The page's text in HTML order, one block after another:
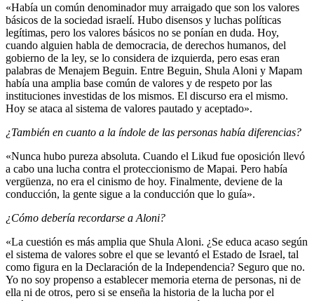
«Había un común denominador muy arraigado que son los valores
básicos de la sociedad israelí. Hubo disensos y luchas políticas
legítimas, pero los valores básicos no se ponían en duda. Hoy,
cuando alguien habla de democracia, de derechos humanos, del
gobierno de la ley, se lo considera de izquierda, pero esas eran
palabras de Menajem Beguin. Entre Beguin, Shula Aloni y Mapam
había una amplia base común de valores y de respeto por las
instituciones investidas de los mismos. El discurso era el mismo.
Hoy se ataca al sistema de valores pautado y aceptado».
¿También en cuanto a la índole de las personas había diferencias?
«Nunca hubo pureza absoluta. Cuando el Likud fue oposición llevó
a cabo una lucha contra el proteccionismo de Mapai. Pero había
vergüenza, no era el cinismo de hoy. Finalmente, deviene de la
conducción, la gente sigue a la conducción que lo guía».
¿Cómo debería recordarse a Aloni?
«La cuestión es más amplia que Shula Aloni. ¿Se educa acaso según
el sistema de valores sobre el que se levantó el Estado de Israel, tal
como figura en la Declaración de la Independencia? Seguro que no.
Yo no soy propenso a establecer memoria eterna de personas, ni de
ella ni de otros, pero si se enseña la historia de la lucha por el